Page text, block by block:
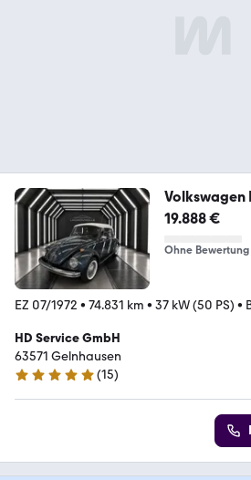
Volkswagen
19.888 €
Ohne Bewertung
EZ 07/1972 • 74.831 km • 37 kW (50 PS) •
HD Service GmbH
63571 Gelnhausen
5 Sterne
(15)